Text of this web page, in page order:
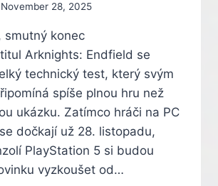
November 28, 2025
smutný konec
Arknights: Endfield se
technický test, který svým
spíše plnou hru než
ukázku. Zatímco hráči na PC
dočkají už 28. listopadu,
PlayStation 5 si budou
vyzkoušet od…